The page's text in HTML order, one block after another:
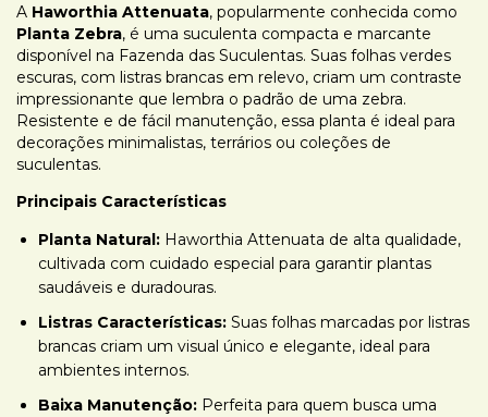
A Haworthia Attenuata, popularmente conhecida como
Planta Zebra, é uma suculenta compacta e marcante
disponível na Fazenda das Suculentas. Suas folhas verdes
escuras, com listras brancas em relevo, criam um contraste
impressionante que lembra o padrão de uma zebra.
Resistente e de fácil manutenção, essa planta é ideal para
decorações minimalistas, terrários ou coleções de
suculentas.
Principais Características
Planta Natural: Haworthia Attenuata de alta qualidade,
cultivada com cuidado especial para garantir plantas
saudáveis e duradouras.
Listras Características: Suas folhas marcadas por listras
brancas criam um visual único e elegante, ideal para
ambientes internos.
Baixa Manutenção: Perfeita para quem busca uma